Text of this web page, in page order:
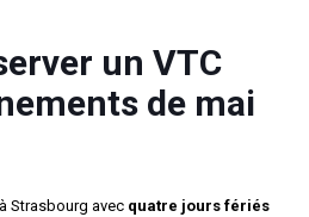
un VTC
de mai
Strasbourg avec quatre jours fériés